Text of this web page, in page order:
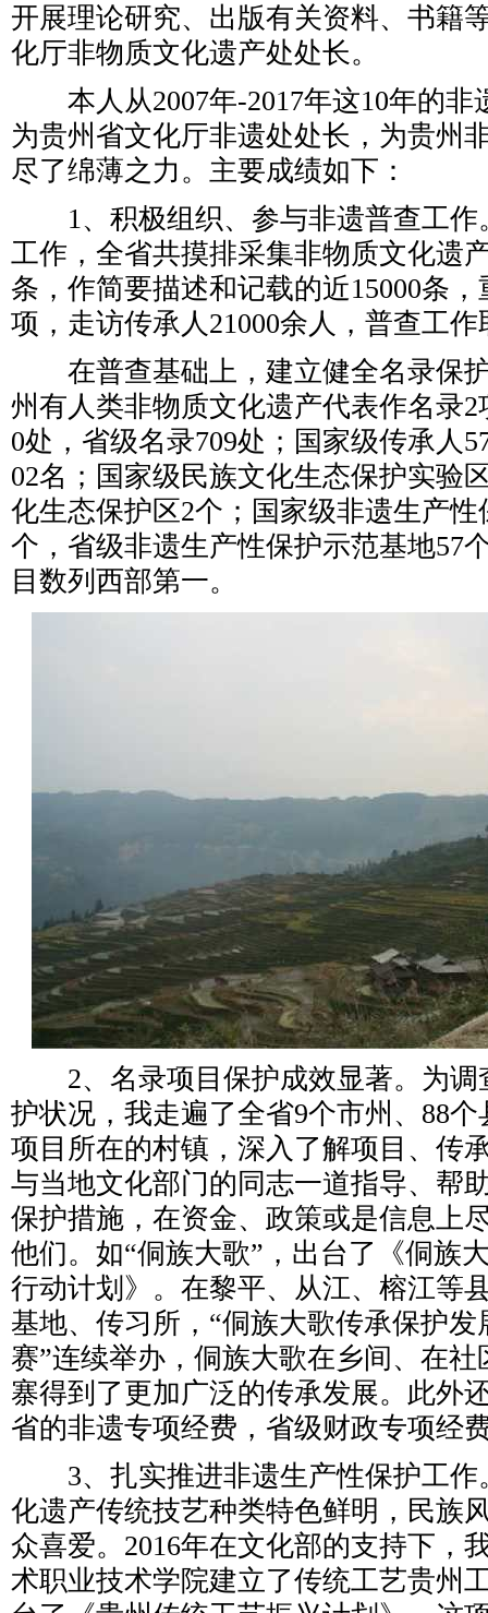
开展理论研究、出版有关资料、书籍
化厅非物质文化遗产处处长。
本人从2007年-2017年这10年的非
为贵州省文化厅非遗处处长，为贵州
尽了绵薄之力。主要成绩如下：
1、积极组织、参与非遗普查工作
工作，全省共摸排采集非物质文化遗
条，作简要描述和记载的近15000条，
项，走访传承人21000余人，普查工
在普查基础上，建立健全名录保
州有人类非物质文化遗产代表作名录2
0处，省级名录709处；国家级传承人
02名；国家级民族文化生态保护实验
化生态保护区2个；国家级非遗生产性
个，省级非遗生产性保护示范基地57
目数列西部第一。
2、名录项目保护成效显著。为调
护状况，我走遍了全省9个市州、88
项目所在的村镇，深入了解项目、传
与当地文化部门的同志一道指导、帮
保护措施，在资金、政策或是信息上
他们。如“侗族大歌”，出台了《侗族
行动计划》。在黎平、从江、榕江等
基地、传习所，“侗族大歌传承保护发
赛”连续举办，侗族大歌在乡间、在
寨得到了更加广泛的传承发展。此外
省的非遗专项经费，省级财政专项经
3、扎实推进非遗生产性保护工作
化遗产传统技艺种类特色鲜明，民族
众喜爱。2016年在文化部的支持下，
术职业技术学院建立了传统工艺贵州